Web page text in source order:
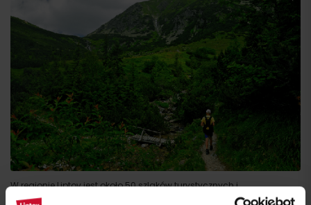
W regionie Liptov jest około 50 szlaków turystycznych i
oznakowanych szlaków o łącznej długości 1185 km.